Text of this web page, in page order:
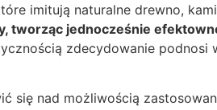
imitują naturalne drewno,
tworząc jednocześnie
zdecydowanie podnosi
się nad możliwością